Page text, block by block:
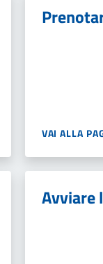
VAI ALLA